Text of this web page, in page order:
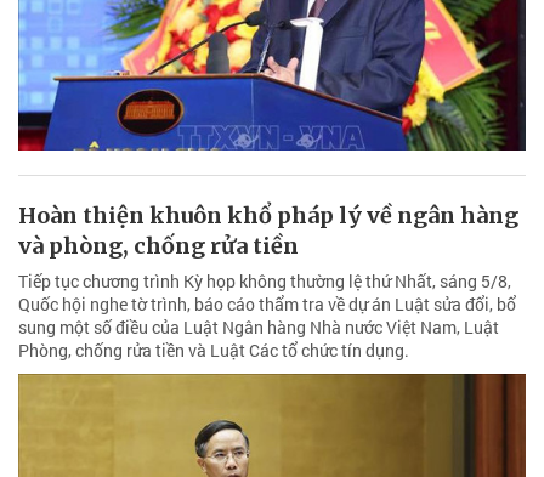
Hoàn thiện khuôn khổ pháp lý về ngân hàng
và phòng, chống rửa tiền
Tiếp tục chương trình Kỳ họp không thường lệ thứ Nhất, sáng 5/8,
Quốc hội nghe tờ trình, báo cáo thẩm tra về dự án Luật sửa đổi, bổ
sung một số điều của Luật Ngân hàng Nhà nước Việt Nam, Luật
Phòng, chống rửa tiền và Luật Các tổ chức tín dụng.